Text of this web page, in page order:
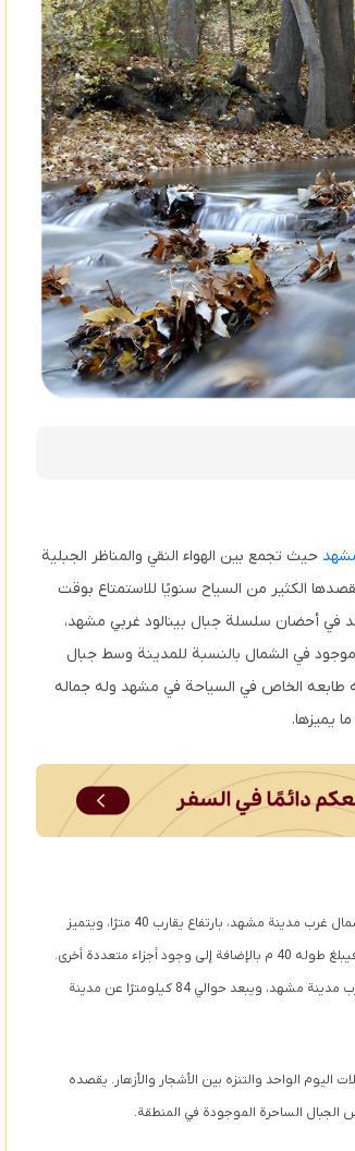
حيث تجمع بين الهواء النقي والمناظر الجبلية
الكثير من السياح سنويًا للاستمتاع بوقت
أحضان سلسلة جبال بينالود غربي مشهد،
الآخر موجود في الشمال بالنسبة للمدينة وسط جبال
كيلومتر. كل شلال له طابعه الخاص في السياحة في مشهد وله جماله
يميزها.
شلال أخلمد موجود ضمن وادي أخلمد في جبال بينالود الشهيرة شمال غرب مدينة مشهد، بارتفاع يقارب 40 مترًا، ويتميز
بتعدد أجزائه حيث يبلغ طول أحد الأجزاء 23 م أمّا الجزء الرئيسي فيبلغ طوله 40 م بالإضافة إلى وجود أجزاء متعددة أخرى.
ويقع هذا الشلال في قرية أخلمد القريبة لمدينة تشناران شمال غرب مدينة مشهد، ويبعد حوالي 84 كيلومترًا عن مدينة
الواحد والتنزه بين الأشجار والأزهار. يقصده
الجبال الساحرة الموجودة في المنطقة.